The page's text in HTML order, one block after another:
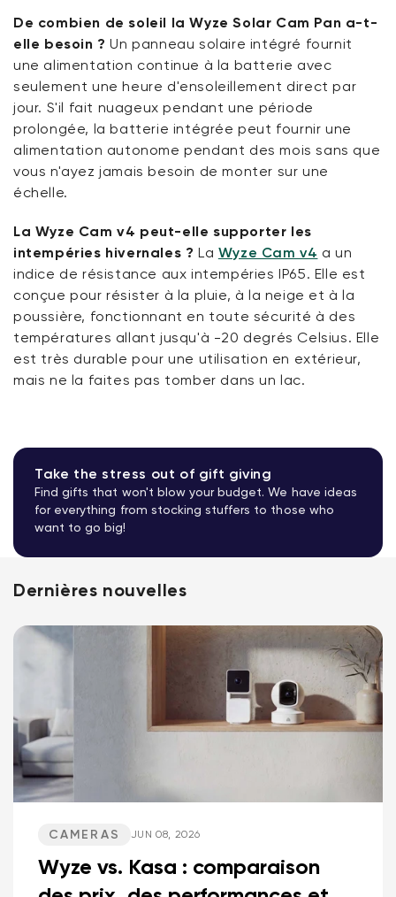
De combien de soleil la Wyze Solar Cam Pan a-t-
elle besoin ? Un panneau solaire intégré fournit
une alimentation continue à la batterie avec
seulement une heure d'ensoleillement direct par
jour. S'il fait nuageux pendant une période
prolongée, la batterie intégrée peut fournir une
alimentation autonome pendant des mois sans que
vous n'ayez jamais besoin de monter sur une
échelle.
La Wyze Cam v4 peut-elle supporter les
intempéries hivernales ? La Wyze Cam v4 a un
indice de résistance aux intempéries IP65. Elle est
conçue pour résister à la pluie, à la neige et à la
poussière, fonctionnant en toute sécurité à des
températures allant jusqu'à -20 degrés Celsius. Elle
est très durable pour une utilisation en extérieur,
mais ne la faites pas tomber dans un lac.
Take the stress out of gift giving
Find gifts that won't blow your budget. We have ideas
for everything from stocking stuffers to those who
want to go big!
Dernières nouvelles
CAMERAS JUN 08, 2026
Wyze vs. Kasa : comparaison